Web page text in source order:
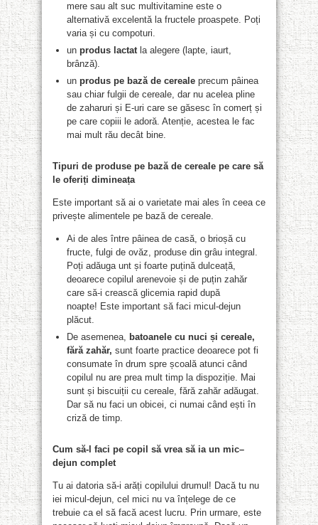
mere sau alt suc multivitamine este o
alternativă excelentă la fructele proaspete. Poți
varia și cu compoturi.
un produs lactatla alegere (lapte, iaurt,
brânză).
un produs pe bază de cereale precum pâinea
sau chiar fulgii de cereale, dar nu acelea pline
de zaharuri și E-uri care se găsesc în comerț și
pe care copiii le adoră. Atenție, acestea le fac
mai mult rău decât bine.
Tipuri de produse pe bază de cereale pe care să
le oferiți dimineața
Este important să ai o varietate mai ales în ceea ce
privește alimentele pe bază de cereale.
Ai de ales între pâinea de casă, o brioșă cu
fructe, fulgi de ovăz, produse din grâu integral.
Poți adăuga unt și foarte puțină dulceață,
deoarece copilul arenevoie și de puțin zahăr
care să-i crească glicemia rapid după
noapte! Este important să faci micul-dejun
plăcut.
De asemenea, batoanele cu nuci și cereale,
fără zahăr, sunt foarte practice deoarece pot fi
consumate în drum spre școală atunci când
copilul nu are prea mult timp la dispoziție. Mai
sunt și biscuiții cu cereale, fără zahăr adăugat.
Dar să nu faci un obicei, ci numai când ești în
criză de timp.
Cum să- faci pe copi să vrea să ia un mic–
dejun complet
Tu ai datoria să-i arăți copilului drumul! Dacă tu nu
iei micul-dejun, cel mici nu va înțelege de ce
trebuie ca el să facă acest lucru. Prin urmare, este